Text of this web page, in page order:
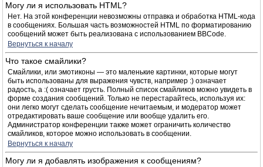
Могу ли я использовать HTML?
Нет. На этой конференции невозможны отправка и обработка HTML-кода
в сообщениях. Большая часть возможностей HTML по форматированию
сообщений может быть реализована с использованием BBCode.
Вернуться к началу
Что такое смайлики?
Смайлики, или эмотиконы — это маленькие картинки, которые могут
быть использованы для выражения чувств, например :) означает
радость, а :( означает грусть. Полный список смайликов можно увидеть в
форме создания сообщений. Только не перестарайтесь, используя их:
они легко могут сделать сообщение нечитаемым, и модератор может
отредактировать ваше сообщение или вообще удалить его.
Администратор конференции также может ограничить количество
смайликов, которое можно использовать в сообщении.
Вернуться к началу
Могу ли я добавлять изображения к сообщениям?